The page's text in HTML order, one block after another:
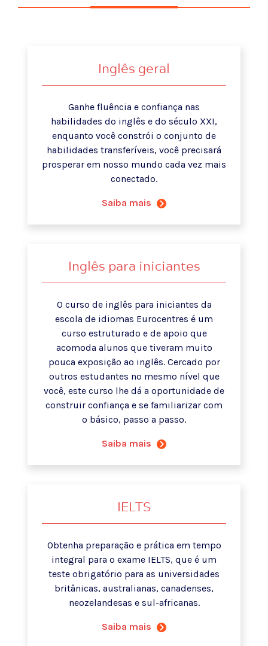
Inglês geral
Ganhe fluência e confiança nas
habilidades do inglês e do século XXI,
enquanto você constrói o conjunto de
habilidades transferíveis, você precisará
prosperar em nosso mundo cada vez mais
conectado.
Saiba mais
Inglês para iniciantes
O curso de inglês para iniciantes da
escola de idiomas Eurocentres é um
curso estruturado e de apoio que
acomoda alunos que tiveram muito
pouca exposição ao inglês. Cercado por
outros estudantes no mesmo nível que
você, este curso lhe dá a oportunidade de
construir confiança e se familiarizar com
o básico, passo a passo.
Saiba mais
IELTS
Obtenha preparação e prática em tempo
integral para o exame IELTS, que é um
teste obrigatório para as universidades
britânicas, australianas, canadenses,
neozelandesas e sul-africanas.
Saiba mais